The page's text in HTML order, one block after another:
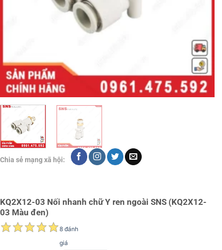
Chia sẻ mạng xã hội:
KQ2X12-03 Nối nhanh chữ Y ren ngoài SNS (KQ2X12-
03 Màu đen)
8 đánh
giá